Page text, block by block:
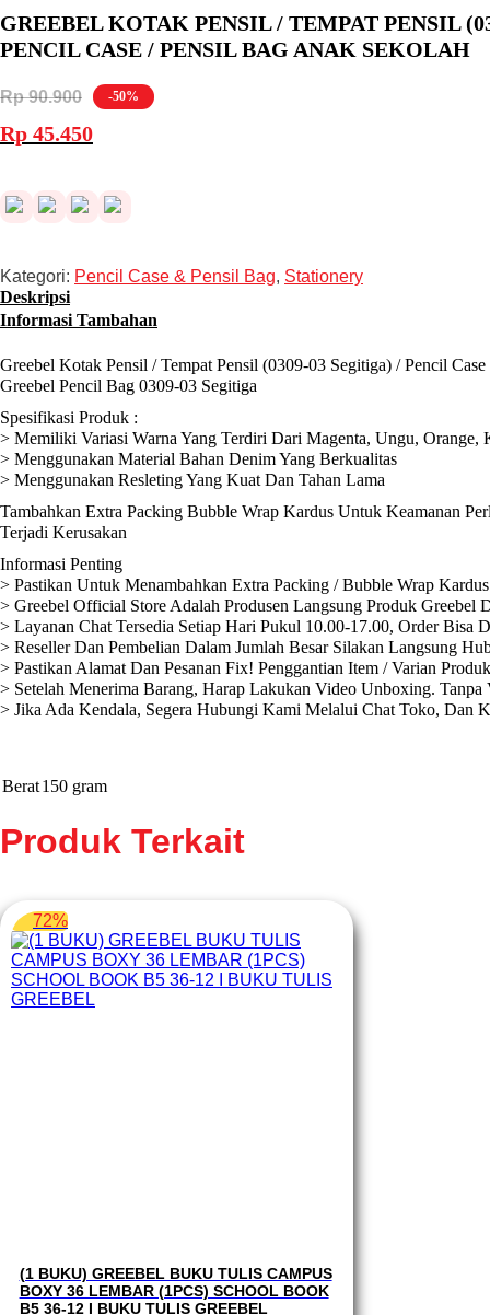
GREEBEL KOTAK PENSIL / TEMPAT PENSIL
PENCIL CASE / PENSIL BAG ANAK SEKOLAH
-50%
Rp90.900
Harga
aslinya
Rp 45.450Harga
saat
Rp 45.450.
Kategori: Pencil Case & Pensil Bag, Stationery
Deskripsi
Informasi Tambahan
Greebel Kotak Pensil / Tempat Pensil (0309-03 Segitiga) / Pencil
Greebel Pencil Bag 0309-03 Segitiga
Spesifikasi Produk :
> Memiliki Variasi Warna Yang Terdiri Dari Magenta, Ungu, Orange,
> Menggunakan Material Bahan Denim Yang Berkualitas
> Menggunakan Resleting Yang Kuat Dan Tahan Lama
Tambahkan Extra Packing Bubble Wrap Kardus Untuk Keamanan
Terjadi Kerusakan
Informasi Penting
> Pastikan Untuk Menambahkan Extra Packing / Bubble Wrap
> Greebel Official Store Adalah Produsen Langsung Produk
> Layanan Chat Tersedia Setiap Hari Pukul 10.00-17.00, Order Bisa
> Reseller Dan Pembelian Dalam Jumlah Besar Silakan Langsung
> Pastikan Alamat Dan Pesanan Fix! Penggantian Item / Varian
> Setelah Menerima Barang, Harap Lakukan Video Unboxing.
> Jika Ada Kendala, Segera Hubungi Kami Melalui Chat Toko, Dan
Berat150 gram
Produk Terkait
72%
(1 BUKU) GREEBEL BUKU TULIS CAMPUS
BOXY 36 LEMBAR (1PCS) SCHOOL BOOK
B5 36-12 I BUKU TULIS GREEBEL